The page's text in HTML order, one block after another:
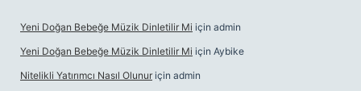
Yeni Doğan Bebeğe Müzik Dinletilir Mi için admin
Yeni Doğan Bebeğe Müzik Dinletilir Mi için Aybike
Nitelikli Yatırımcı Nasıl Olunur için admin